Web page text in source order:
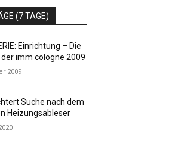
(7 TAGE)
Einrichtung – Die
imm cologne 2009
2009
Suche nach dem
Heizungsableser